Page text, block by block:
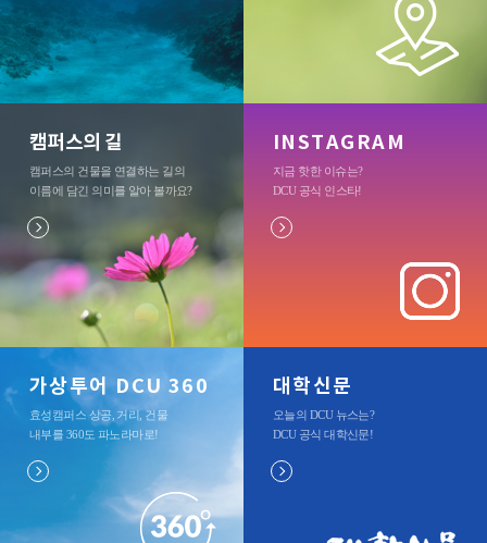
캠퍼스의 길
캠퍼스의 건물을 연결하는 길의
이름에 담긴 의미를 알아 볼까요?
INSTAGRAM
지금 핫한 이슈는?
DCU 공식 인스타!
가상투어 DCU 360
효성캠퍼스 상공, 거리, 건물
내부를 360도 파노라마로!
대학신문
오늘의 DCU 뉴스는?
DCU 공식 대학신문!